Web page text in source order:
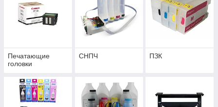
Печатающие
головки
СНПЧ ПЗК